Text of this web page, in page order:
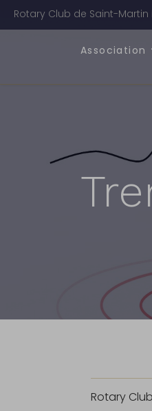
Rotary Club de Saint-
Association
Rotary